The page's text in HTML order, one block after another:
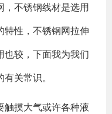
，不锈钢线材是选用
特性，不锈钢网拉伸
也较，下面我为我们
关常识。
触摸大气或许各种液